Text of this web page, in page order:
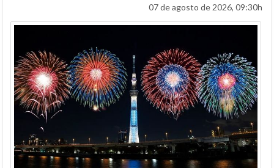
07 de agosto de 2026, 09:30h